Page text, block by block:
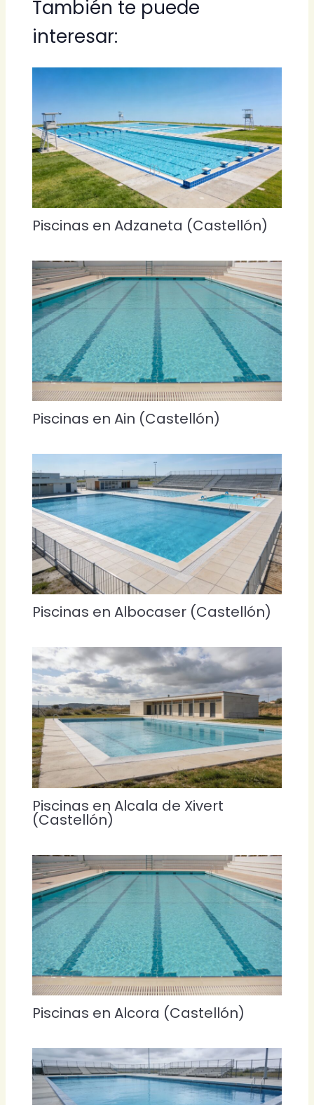
También te puede
interesar:
Piscinas en Adzaneta (Castellón)
Piscinas en Ain (Castellón)
Piscinas en Albocaser (Castellón)
Piscinas en Alcala de Xivert
(Castellón)
Piscinas en Alcora (Castellón)